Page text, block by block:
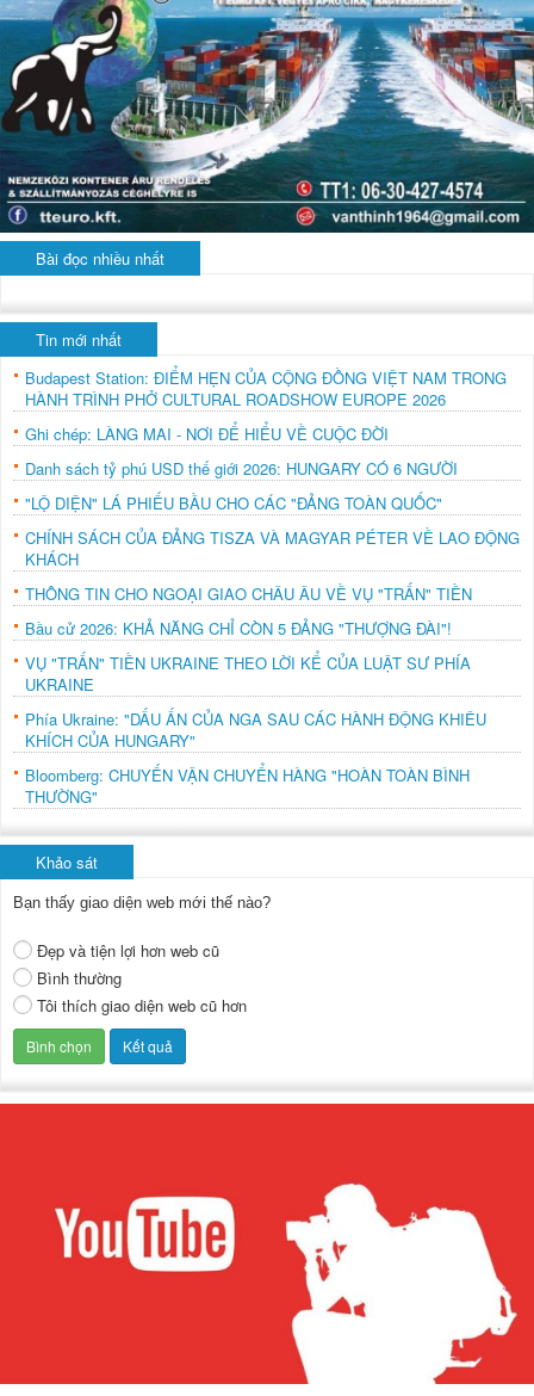
Bài đọc nhiều nhất
Tin mới nhất
Budapest Station: ĐIỂM HẸN CỦA CỘNG ĐỒNG VIỆT NAM TRONG
HÀNH TRÌNH PHỞ CULTURAL ROADSHOW EUROPE 2026
Ghi chép: LÀNG MAI - NƠI ĐỂ HIỂU VỀ CUỘC ĐỜI
Danh sách tỷ phú USD thế giới 2026: HUNGARY CÓ 6 NGƯỜI
"LỘ DIỆN" LÁ PHIẾU BẦU CHO CÁC "ĐẢNG TOÀN QUỐC"
CHÍNH SÁCH CỦA ĐẢNG TISZA VÀ MAGYAR PÉTER VỀ LAO ĐỘNG
KHÁCH
THÔNG TIN CHO NGOẠI GIAO CHÂU ÂU VỀ VỤ "TRẤN" TIỀN
Bầu cử 2026: KHẢ NĂNG CHỈ CÒN 5 ĐẢNG "THƯỢNG ĐÀI"!
VỤ "TRẤN" TIỀN UKRAINE THEO LỜI KỂ CỦA LUẬT SƯ PHÍA
UKRAINE
Phía Ukraine: "DẤU ẤN CỦA NGA SAU CÁC HÀNH ĐỘNG KHIÊU
KHÍCH CỦA HUNGARY"
Bloomberg: CHUYẾN VẬN CHUYỂN HÀNG "HOÀN TOÀN BÌNH
THƯỜNG"
Khảo sát
Bạn thấy giao diện web mới thế nào?
Đẹp và tiện lợi hơn web cũ
Bình thường
Tôi thích giao diện web cũ hơn